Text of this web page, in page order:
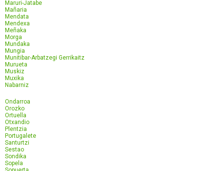
Maruri-Jatabe
Mañaria
Mendata
Mendexa
Meñaka
Morga
Mundaka
Mungia
Munitibar-Arbatzegi Gerrikaitz
Murueta
Muskiz
Muxika
Nabarniz
Ondarroa
Orozko
Ortuella
Otxandio
Plentzia
Portugalete
Santurtzi
Sestao
Sondika
Sopela